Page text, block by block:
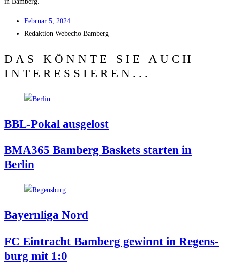
Febru­ar 5, 2024
Redak­ti­on Web­echo Bamberg
DAS KÖNNTE SIE AUCH
INTERESSIEREN...
BBL-Pokal aus­ge­lost
BMA365 Bam­berg Bas­kets star­ten in
Berlin
Bay­ern­li­ga Nord
FC Ein­tracht Bam­berg gewinnt in Regens­
burg mit 1:0